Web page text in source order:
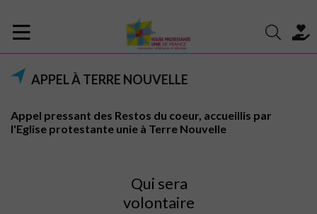
APPEL À TERRE NOUVELLE
Appel pressant des Restos du coeur, accueillis par
l'Eglise protestante unie à Terre Nouvelle
Qui sera
volontaire